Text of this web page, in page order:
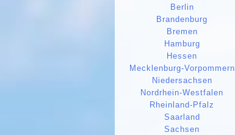
Berlin
Brandenburg
Bremen
Hamburg
Hessen
Mecklenburg-Vorpommern
Niedersachsen
Nordrhein-Westfalen
Rheinland-Pfalz
Saarland
Sachsen